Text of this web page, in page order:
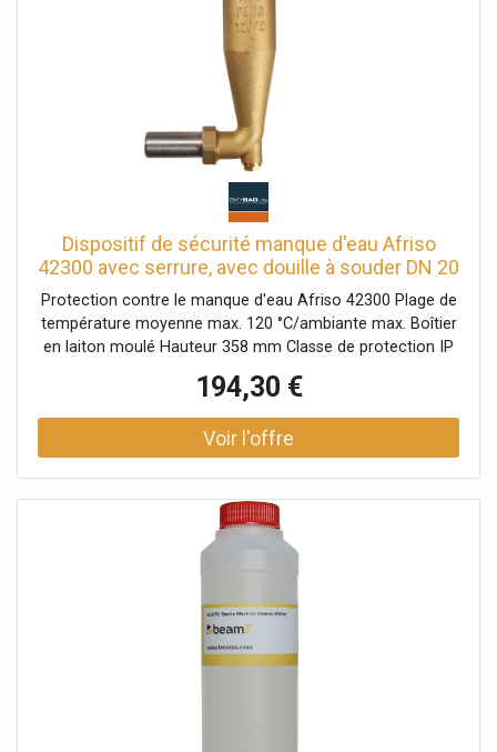
Dispositif de sécurité manque d'eau Afriso
42300 avec serrure, avec douille à souder DN 20
Protection contre le manque d'eau Afriso 42300 Plage de
température moyenne max. 120 °C/ambiante max. Boîtier
en laiton moulé Hauteur 358 mm Classe de protection IP
max. 10 bars Pression d'essai 15 bars Charge de contact
AC 250 V/6 (2) A Code composant TÜV.WBH.xx-232 (xx=
année du certificat VdTÜV)
194,30 €